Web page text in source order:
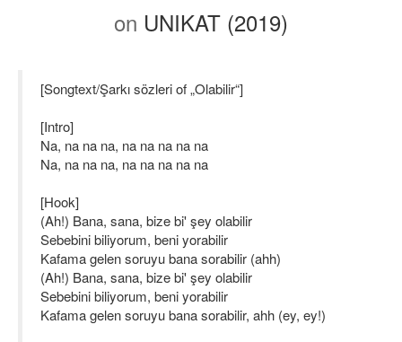
on UNIKAT (2019)
[Songtext/Şarkı sözleri of „Olabilir“]
[Intro]
Na, na na na, na na na na na
Na, na na na, na na na na na
[Hook]
(Ah!) Bana, sana, bize bi' şey olabilir
Sebebini biliyorum, beni yorabilir
Kafama gelen soruyu bana sorabilir (ahh)
(Ah!) Bana, sana, bize bi' şey olabilir
Sebebini biliyorum, beni yorabilir
Kafama gelen soruyu bana sorabilir, ahh (ey, ey!)